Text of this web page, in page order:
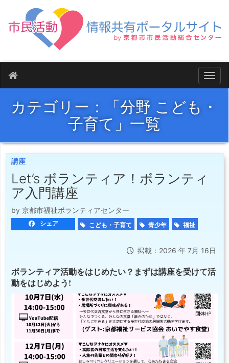
ナビ
カテゴリー：「分野 こども・
子育て」一覧
講座
Let’s ボランティア！ボランティ
ア入門講座
by 京都市福祉ボランティアセンター
シェア こども・子育て 青少年 福祉
掲載：2026 年 7月 16日
ボランティア活動をはじめたい？まずは講座を受けて活
動をはじめよう!